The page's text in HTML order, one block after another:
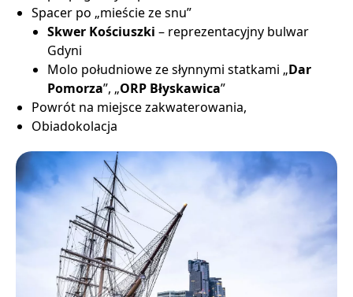
Spacer po „mieście ze snu”
Skwer Kościuszki – reprezentacyjny bulwar
Gdyni
Molo południowe ze słynnymi statkami „Dar
Pomorza”, „ORP Błyskawica”
Powrót na miejsce zakwaterowania,
Obiadokolacja